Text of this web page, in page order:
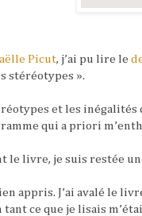
Picut, j’ai pu lire le
stéréotypes ».
et les
qui a priori
le livre, je suis restée
appris. J’ai avalé le
tant ce que je lisais